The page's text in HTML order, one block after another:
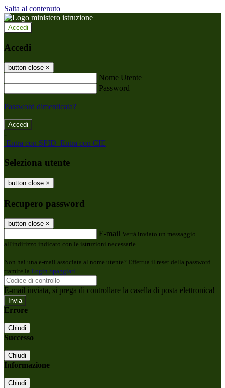
Salta al contenuto
Accedi
Accedi
button close ×
Nome Utente
Password
Password dimenticata?
-
Entra con SPID Entra con CIE
Seleziona utente
button close ×
Recupero password
button close ×
E-mail Verrà inviato un messaggio
all'indirizzo indicato con le istruzioni necessarie.
Non hai una e-mail associata al nome utente? Effettua il reset della password
tramite la Login Spaggiari
E-mail inviata, si prega di controllare la casella di posta elettronica!
Errore
Chiudi
Successo
Chiudi
Informazione
Chiudi